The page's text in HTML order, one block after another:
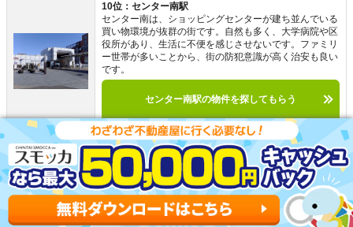
10位：センター南駅
センター南は、ショッピングセンターが建ち並んでいる
買い物環境が抜群の街です。自然も多く、大学病院や区
役所があり、生活に不便を感じさせないです。ファミリ
ー世帯が多いことから、街の防犯意識が高く治安も良い
です。
センター南駅の物件を探してもらう
かしわ台駅以外で住む街を探している人向けに、神奈川で
住みやすい街をまとめました。上記の街は、治安や交通ア
クセスの良さ、家賃相場の低さなどに優れたおすすめの街